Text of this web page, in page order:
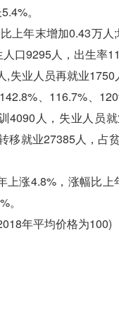
。
年末增加0.43万人;
口9295人，出生
业人员再就业1750
、116.7%、
4090人，失业人员
移就业27385人，占
涨4.8%，涨幅比上
年平均价格为100)